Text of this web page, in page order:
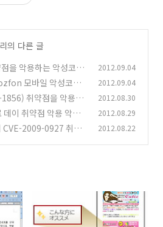
의 다른 글
을 악용하는 악성코드
2012.09.04
모바일 악성코드 2012.09.04
취약점을 악용한
2012.08.30
이 취약점 악용 악성
2012.08.29
CVE-2009-0927 취약
2012.08.22